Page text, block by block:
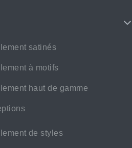
satinés
à motifs
haut de gamme
de styles